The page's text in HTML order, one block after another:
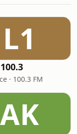
L1
· 100.3 FM
AK